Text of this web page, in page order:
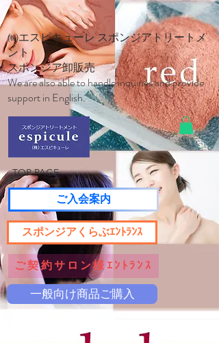
㈱エスピキューレ スポンジアトリートメ
ント
スポンジア卸販売
We are also able to handle inquiries and provide
support in English.
TOP PAGE
ご入会案内
スポンジアくらぶｴﾝﾄﾗﾝｽ
ご契約サロン様ｴﾝﾄﾗﾝｽ
一般向け商品ご購入